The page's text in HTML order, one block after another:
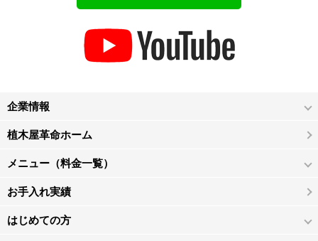
企業情報
植木屋革命ホーム
メニュー（料金一覧）
お手入れ実績
はじめての方